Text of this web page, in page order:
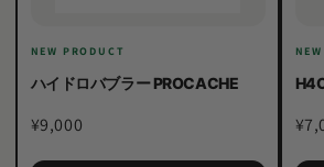
NEW PRODUCT
ハイドロバブラー PROCACHE
¥9,000